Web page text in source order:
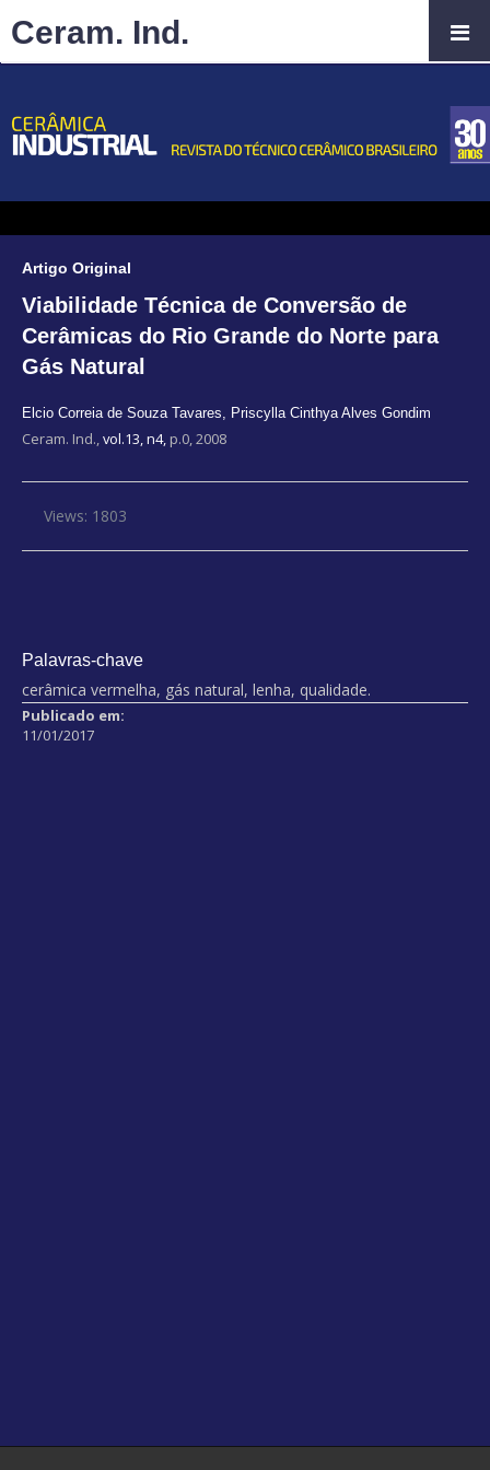
Artigo Original
Viabilidade Técnica de Conversão de
Cerâmicas do Rio Grande do Norte para
Gás Natural
Elcio Correia de Souza Tavares, Priscylla Cinthya Alves Gondim
Ceram. Ind.,vol.13, n4, p.0, 2008
Views: 1803
Palavras-chave
cerâmica vermelha, gás natural, lenha, qualidade.
Publicado em:
11/01/2017
Ceram. Ind.